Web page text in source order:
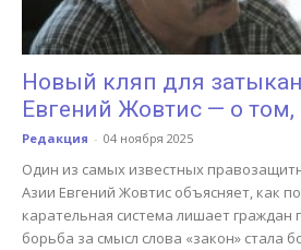
Новый кляп для
Евгений Жовтис — о том,
Редакция - 04 ноября 2025
Один из самых известных
Азии Евгений Жовтис объясняет, как
карательная система лишает граждан
борьба за смысл слова «закон» стала